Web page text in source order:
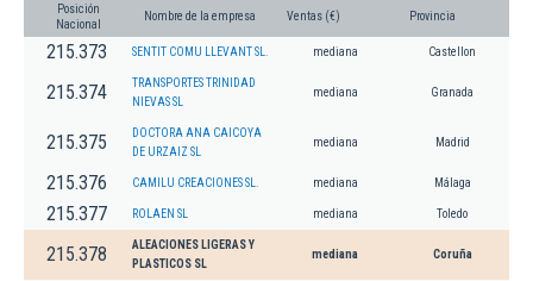
Posición
Nacional
Nombre de la empresa Ventas (€) Provincia
215.373 SENTIT COMU LLEVANT SL. mediana Castellon
215.374
TRANSPORTES TRINIDAD
NIEVAS SL
mediana Granada
215.375
DOCTORA ANA CAICOYA
DE URZAIZ SL
mediana Madrid
215.376 CAMILU CREACIONES SL. mediana Málaga
215.377 ROLAEN SL mediana Toledo
215.378
ALEACIONES LIGERAS Y
PLASTICOS SL
mediana Coruña